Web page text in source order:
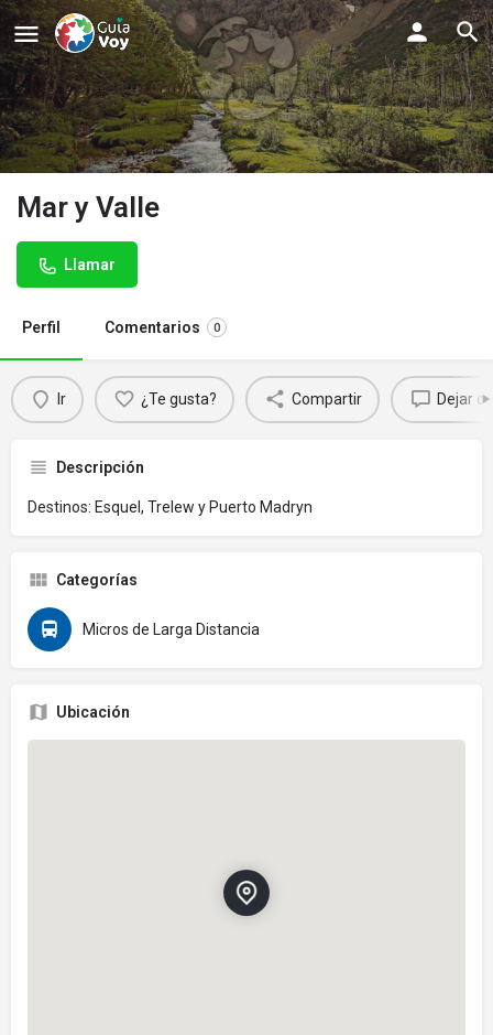
Mar y Valle
Llamar
Perfil Comentarios 0
Ir ¿Te gusta? Compartir Dejar
Descripción
Destinos: Esquel, Trelew y Puerto Madryn
Categorías
Micros de Larga Distancia
Ubicación